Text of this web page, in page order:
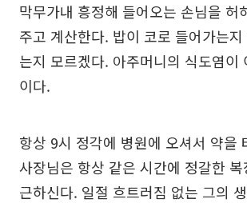
막무가내 흥정해 들어오는 손님을 허
주고 계산한다. 밥이 코로 들어가는
는지 모르겠다. 아주머니의 식도염이
이다.
항상 9시 정각에 병원에 오셔서 약을
사장님은 항상 같은 시간에 정갈한
근하신다. 일절 흐트러짐 없는 그의